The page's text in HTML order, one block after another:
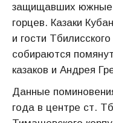
защищавших южные
горцев. Казаки
и гости
собираются
казаков и Андрея
Данные
года в центре ст.